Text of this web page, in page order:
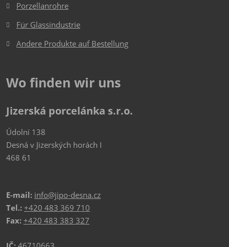
Porzellanrohre
Für Glassindustrie
Andere Produkte auf Bestellung
Wo finden wir uns
Jizerská porcelánka s.r.o.
Údolní 138
Desná v Jizerských horách I
468 61
E-mail: info@jipo-desna.cz
Tel.: +420 483 369 710
Fax: +420 483 383 327